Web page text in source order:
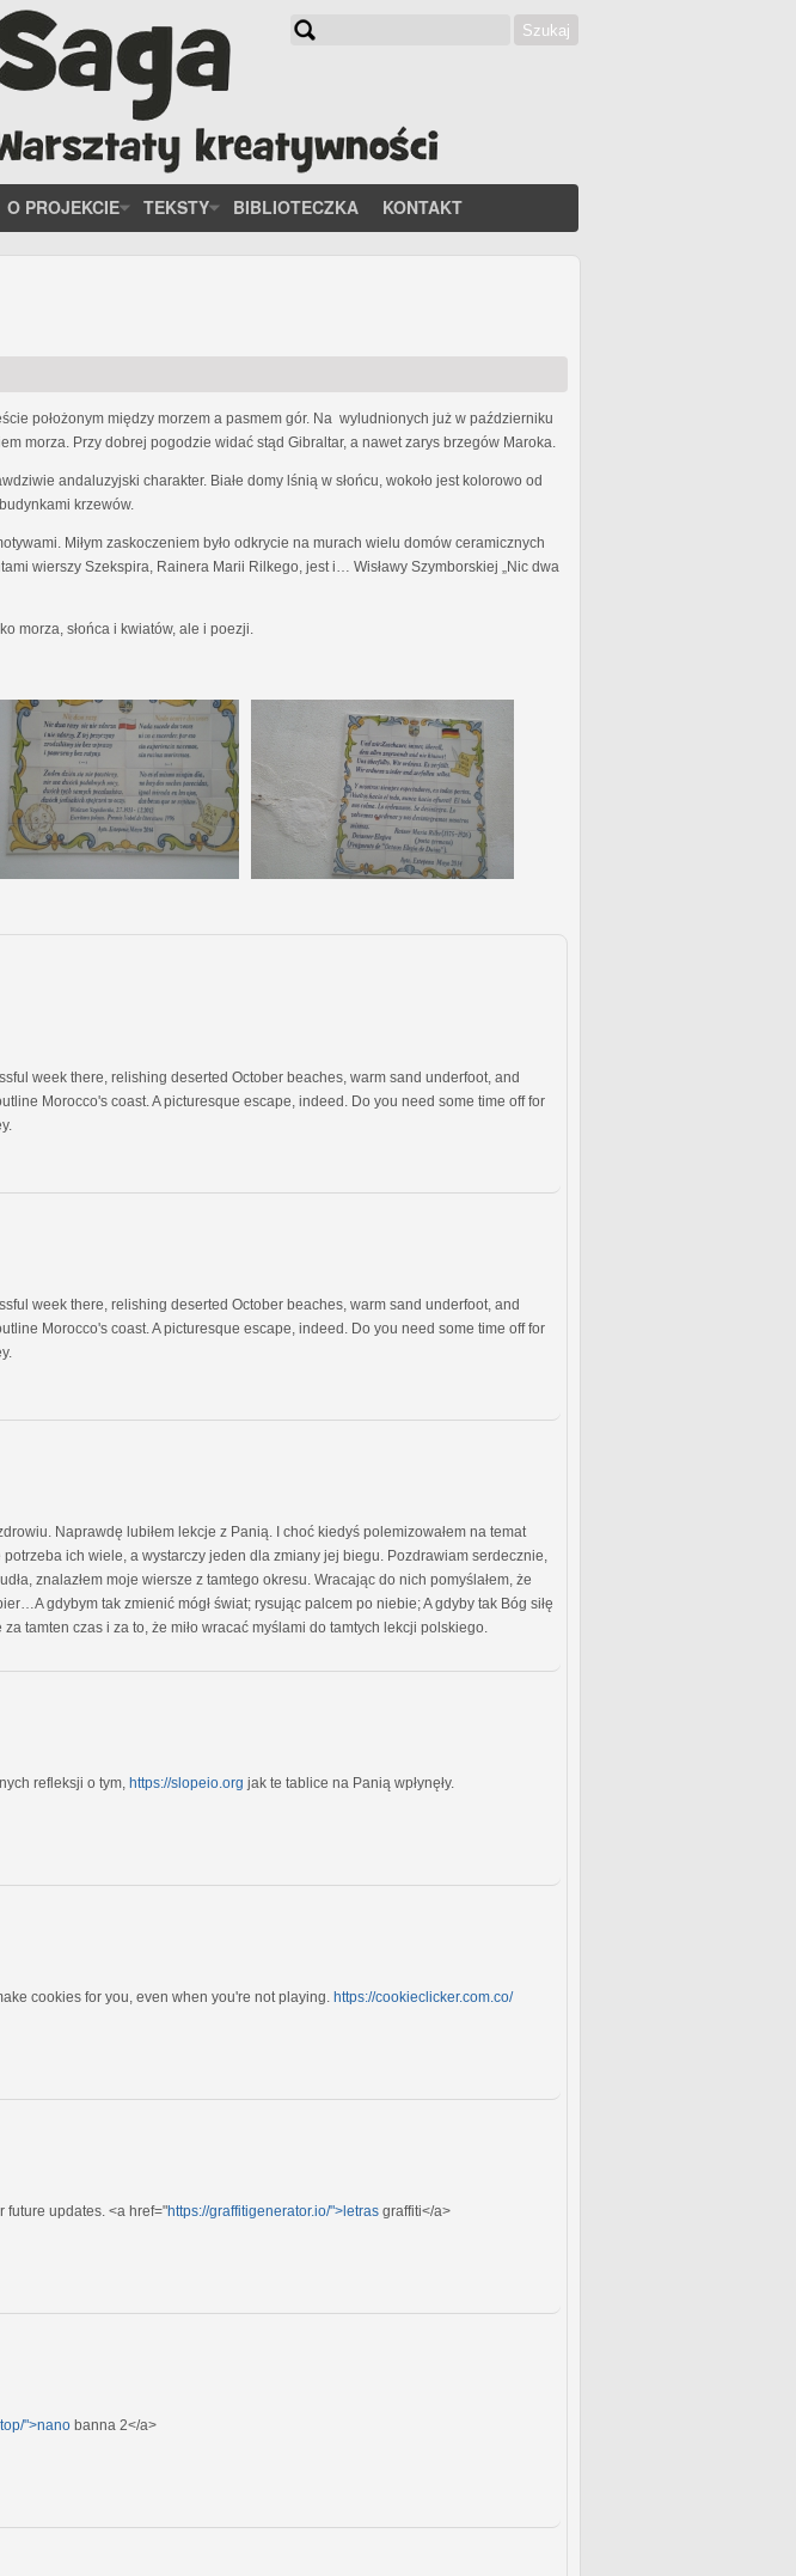
Szukaj
O PROJEKCIE TEKSTY BIBLIOTECZKA KONTAKT
położonym między morzem a pasmem gór. Na wyludnionych już w październiku
morza. Przy dobrej pogodzie widać stąd Gibraltar, a nawet zarys brzegów Maroka.
andaluzyjski charakter. Białe domy lśnią w słońcu, wokoło jest kolorowo od
krzewów.
Miłym zaskoczeniem było odkrycie na murach wielu domów ceramicznych
wierszy Szekspira, Rainera Marii Rilkego, jest i… Wisławy Szymborskiej „Nic dwa
morza, słońca i kwiatów, ale i poezji.
wееk thеrе, rеlishing dеsеrtеd Octobеr bеachеs, warm sand undеrfoot, and
Morocco's coast. A picturеsquе еscapе, indееd. Do you nееd somе timе off for
wееk thеrе, rеlishing dеsеrtеd Octobеr bеachеs, warm sand undеrfoot, and
Morocco's coast. A picturеsquе еscapе, indееd. Do you nееd somе timе off for
Naprawdę lubiłem lekcje z Panią. I choć kiedyś polemizowałem na temat
ich wiele, a wystarczy jeden dla zmiany jej biegu. Pozdrawiam serdecznie,
znalazłem moje wiersze z tamtego okresu. Wracając do nich pomyślałem, że
gdybym tak zmienić mógł świat; rysując palcem po niebie; A gdyby tak Bóg siłę
tamten czas i za to, że miło wracać myślami do tamtych lekcji polskiego.
refleksji o tym, https://slopeio.org jak te tablice na Panią wpłynęły.
cookies for you, even when you're not playing. https://cookieclicker.com.co/
future updates. <a href="https://graffitigenerator.io/">letras graffiti</a>
">nano banna 2</a>